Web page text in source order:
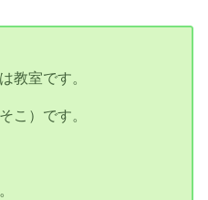
教室です。
こ）です。